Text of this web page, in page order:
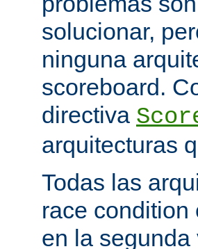
solucionar,
ninguna
scoreboard.
directiva
arquitecturas
Todas las
race
en la